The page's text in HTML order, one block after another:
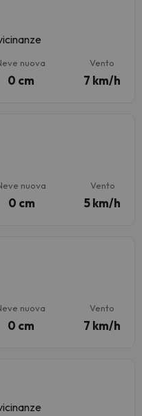
nuova
0 cm
Vento
7 km/h
nuova
0 cm
Vento
5 km/h
nuova
0 cm
Vento
7 km/h